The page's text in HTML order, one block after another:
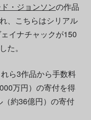
・ジョンソンの作品
、こちらはシリアル
イナチャックが150
た。
ら3作品から手数料
万円）の寄付を得
約36億円）の寄付